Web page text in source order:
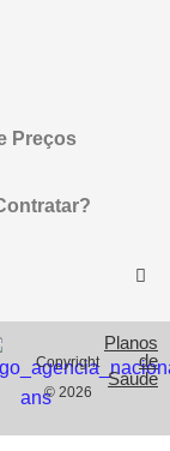
Preços
Copyright
© 2026
Planos
de
Saude